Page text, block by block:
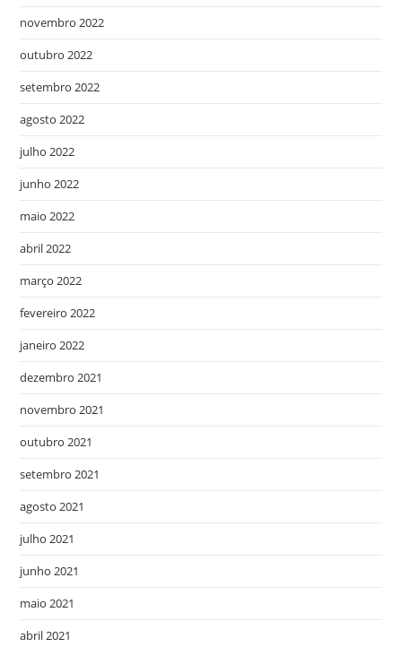
novembro 2022
outubro 2022
setembro 2022
agosto 2022
julho 2022
junho 2022
maio 2022
abril 2022
março 2022
fevereiro 2022
janeiro 2022
dezembro 2021
novembro 2021
outubro 2021
setembro 2021
agosto 2021
julho 2021
junho 2021
maio 2021
abril 2021